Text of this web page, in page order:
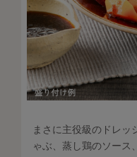
まさに主役級のドレッ
ゃぶ、蒸し鶏のソース